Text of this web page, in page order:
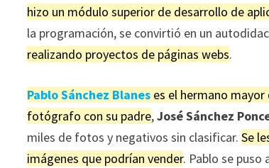
hizo un módulo superior de desarrollo de
la programación, se convirtió en un
realizando proyectos de páginas webs.
Pablo Sánchez Blanes es el hermano
fotógrafo con su padre,José Sánchez
miles de fotos y negativos sin clasificar.Se
imágenes que podrían vender. Pablo se